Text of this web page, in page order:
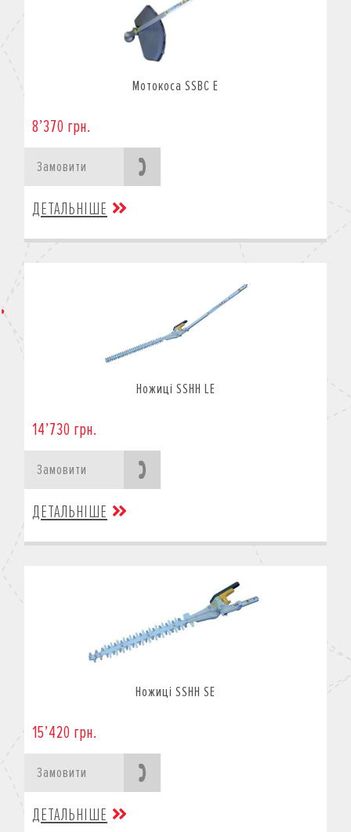
Мотокоса SSBC E
8’370 грн.
Замовити
ДЕТАЛЬНІШЕ
Ножиці SSHH LE
14’730 грн.
Замовити
ДЕТАЛЬНІШЕ
Ножиці SSHH SE
15’420 грн.
Замовити
ДЕТАЛЬНІШЕ